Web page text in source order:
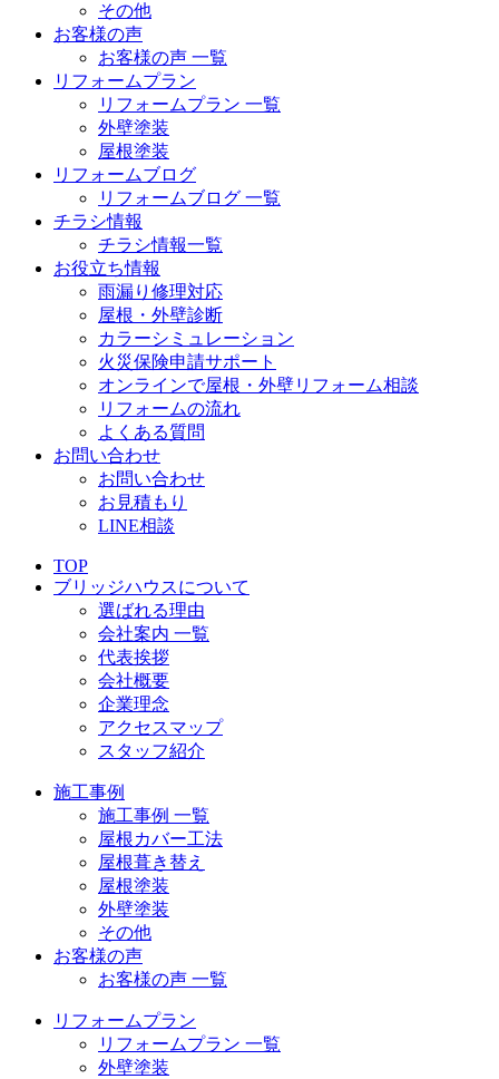
その他
お客様の声
お客様の声 一覧
リフォームプラン
リフォームプラン 一覧
外壁塗装
屋根塗装
リフォームブログ
リフォームブログ 一覧
チラシ情報
チラシ情報一覧
お役立ち情報
雨漏り修理対応
屋根・外壁診断
カラーシミュレーション
火災保険申請サポート
オンラインで屋根・外壁リフォーム相談
リフォームの流れ
よくある質問
お問い合わせ
お問い合わせ
お見積もり
LINE相談
TOP
ブリッジハウスについて
選ばれる理由
会社案内 一覧
代表挨拶
会社概要
企業理念
アクセスマップ
スタッフ紹介
施工事例
施工事例 一覧
屋根カバー工法
屋根葺き替え
屋根塗装
外壁塗装
その他
お客様の声
お客様の声 一覧
リフォームプラン
リフォームプラン 一覧
外壁塗装